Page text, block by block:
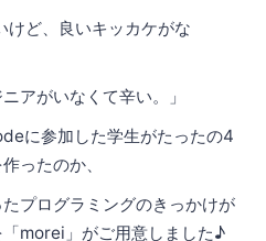
けど、良いキッカケがな
アがいなくて辛い。」
に参加した学生がたったの4
ったのか、
プログラミングのきっかけが
morei」がご用意しました♪